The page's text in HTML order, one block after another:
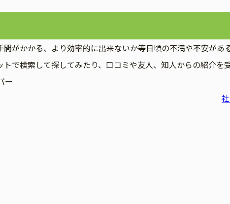
がかかる、より効率的に出来ないか等日頃の不満や不安が
で検索して探してみたり、口コミや友人、知人からの紹介を
ー